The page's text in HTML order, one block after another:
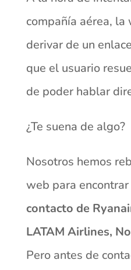
compañía aérea, la
derivar de un
que el usuario
de poder hablar
¿Te suena de algo?
Nosotros hemos
web para
contacto de
LATAM Airlines,
Pero antes de